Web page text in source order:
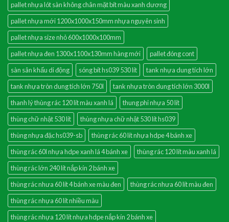
pallet nhựa lót sàn không chân mặt bít màu xanh dương
pallet nhựa mới 1200x1000x150mm nhựa nguyên sinh
pallet nhựa size nhỏ 600x1000x100mm
pallet nhựa đen 1300x1100x130mm hàng mới
pallet đóng cont
sàn sân khấu di động
sóng bít hs039 530 lít
tank nhựa dung tích lớn
tank nhựa tròn dung tích lớn 750l
tank nhựa tròn dung tích lớn 3000l
thanh lý thùng rác 120 lít màu xanh lá
thung phi nhựa 50 lít
thùng chữ nhật 530 lít
thùng nhựa chữ nhật 530 lít hs039
thùng nhựa đặc hs039-sb
thùng rác 60 lít nhựa hdpe 4 bánh xe
thùng rác 60l nhựa hdpe xanh lá 4 bánh xe
thùng rác 120 lít màu xanh lá
thùng rác lớn 240 lít nắp kín 2 bánh xe
thùng rác nhưa 60 lít 4 bánh xe màu đen
thùng rác nhưa 60 lít màu đen
thùng rác nhựa 60 lít nhiều màu
thùng rác nhựa 120 lít nhựa hdpe nắp kín 2 bánh xe